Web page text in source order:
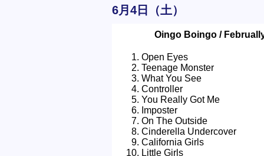
6月4日（土）
Oingo Boingo /
Open Eyes
Teenage Monster
What You See
Controller
You Really Got Me
Imposter
On The Outside
Cinderella Undercover
California Girls
Little Girls